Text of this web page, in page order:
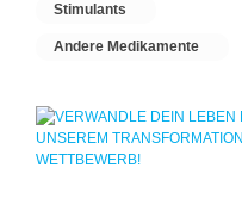
Stimulants
Andere Medikamente